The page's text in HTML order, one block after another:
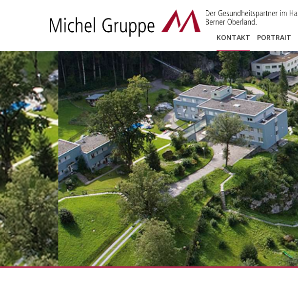
KONTAKT PORTRAIT